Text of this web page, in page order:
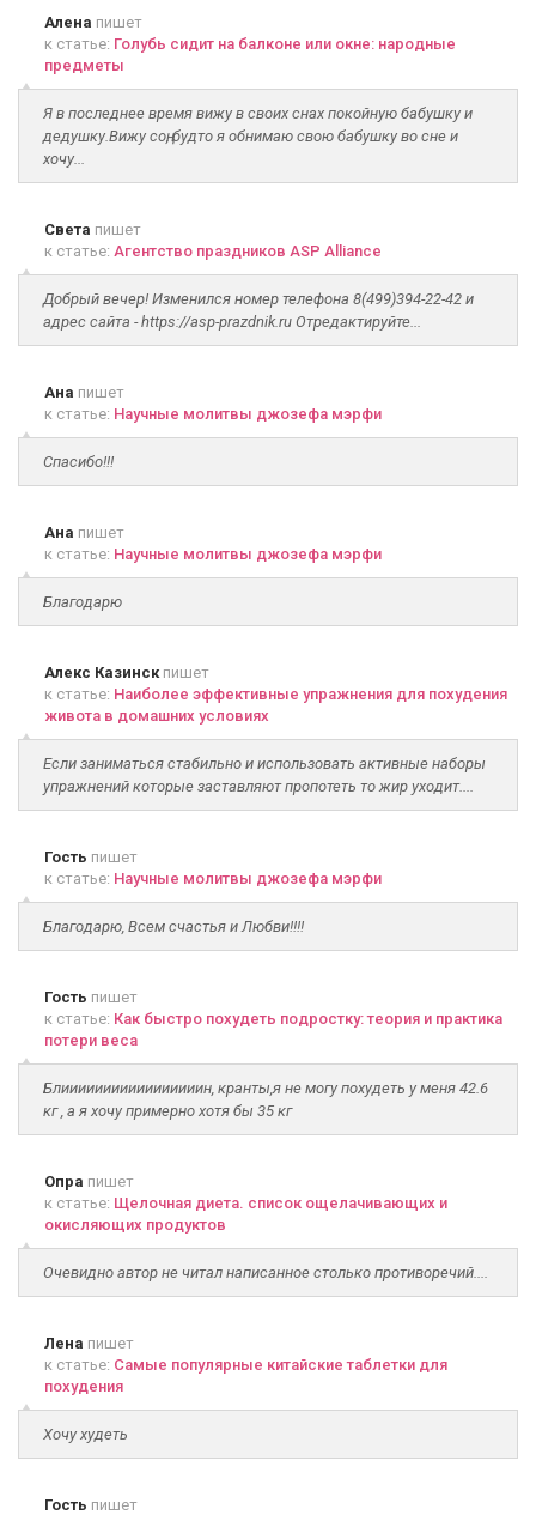
Алена пишет
к статье: Голубь сидит на балконе или окне: народные
предметы
Я в последнее время вижу в своих снах покойную бабушку и
дедушку.Вижу соң, будто я обнимаю свою бабушку во сне и
хочу...
Света пишет
к статье: Агентство праздников ASP Alliance
Добрый вечер! Изменился номер телефона 8(499)394-22-42 и
адрес сайта - https://asp-prazdnik.ru Отредактируйте...
Ана пишет
к статье: Научные молитвы джозефа мэрфи
Спасибо!!!
Ана пишет
к статье: Научные молитвы джозефа мэрфи
Благодарю
Алекс Казинскпишет
к статье: Наиболее эффективные упражнения для похудения
живота в домашних условиях
Если заниматься стабильно и использовать активные наборы
упражнений которые заставляют пропотеть то жир уходит....
Гость пишет
к статье: Научные молитвы джозефа мэрфи
Благодарю, Всем счастья и Любви!!!!
Гость пишет
к статье: Как быстро похудеть подростку: теория и практика
потери веса
Блииииииииииииииииин, кранты,я не могу похудеть у меня 42.6
кг , а я хочу примерно хотя бы 35 кг
Опра пишет
к статье: Щелочная диета. список ощелачивающих и
окисляющих продуктов
Очевидно автор не читал написанное столько противоречий....
Лена пишет
к статье: Самые популярные китайские таблетки для
похудения
Хочу худеть
Гость пишет